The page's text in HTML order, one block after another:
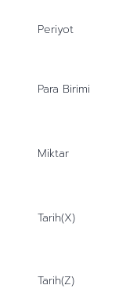
Periyot
Para Birimi
Miktar
Tarih(X)
Tarih(Z)